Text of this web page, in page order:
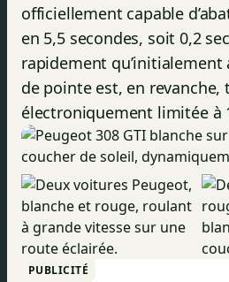
officiellement capable
en 5,5 secondes, soit 0,2
rapidement qu’initialement
de pointe est, en revanche,
électroniquement limitée à
PUBLICITÉ